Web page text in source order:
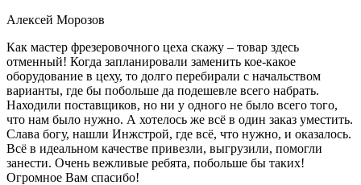
Алексей Морозов
Как мастер фрезеровочного цеха скажу – товар здесь
отменный! Когда запланировали заменить кое-какое
оборудование в цеху, то долго перебирали с начальством
варианты, где бы побольше да подешевле всего набрать.
Находили поставщиков, но ни у одного не было всего того,
что нам было нужно. А хотелось же всё в один заказ уместить.
Слава богу, нашли Инжстрой, где всё, что нужно, и оказалось.
Всё в идеальном качестве привезли, выгрузили, помогли
занести. Очень вежливые ребята, побольше бы таких!
Огромное Вам спасибо!